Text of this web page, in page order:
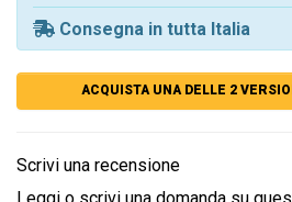
Consegna in tutta Italia
ACQUISTA UNA DELLE 2
Scrivi una recensione